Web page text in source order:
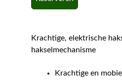
Krachtige, elektrische
hakselmechanisme
Krachtige en